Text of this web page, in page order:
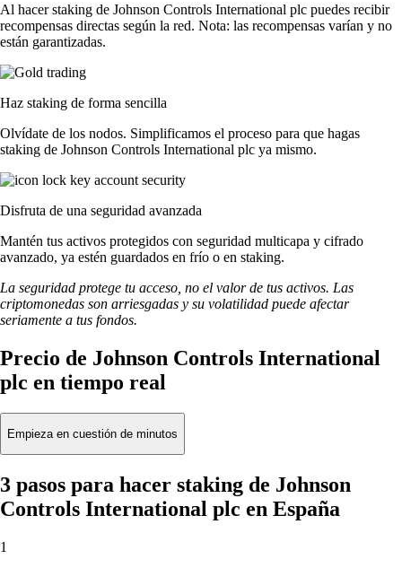
Al hacer staking de Johnson Controls International plc puedes recibir
recompensas directas según la red. Nota: las recompensas varían y no
están garantizadas.
Haz staking de forma sencilla
Olvídate de los nodos. Simplificamos el proceso para que hagas
staking de Johnson Controls International plc ya mismo.
Disfruta de una seguridad avanzada
Mantén tus activos protegidos con seguridad multicapa y cifrado
avanzado, ya estén guardados en frío o en staking.
La seguridad protege tu acceso, no el valor de tus activos. Las
criptomonedas son arriesgadas y su volatilidad puede afectar
seriamente a tus fondos.
Precio de Johnson Controls International
plc en tiempo real
Empieza en cuestión de minutos
3 pasos para hacer staking de Johnson
Controls International plc en España
1